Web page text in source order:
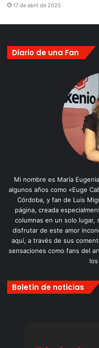
17 de abril de 2025
Diario de una Fan
Mi nombre es María
algunos años como «Euge
Córdoba, y fan de Luis
página, creada
columnas en un solo
disfrutar de este amor
aquí, a través de sus
sensaciones como fans del
Boletín de noticias